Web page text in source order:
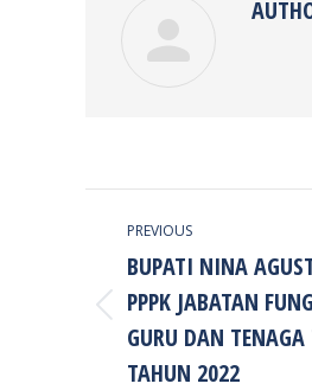
NAVIGATION
PREVIOUS
Previous
post:
BUPATI NINA
PPPK JABATAN
GURU DAN
TAHUN 2022